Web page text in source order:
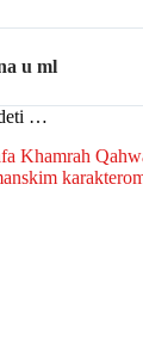
u ml
…